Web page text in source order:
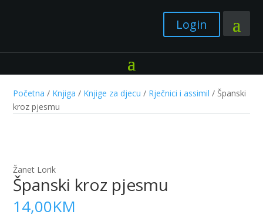
Login
Početna / Knjiga / Knjige za djecu / Rječnici i assimil / Španski
kroz pjesmu
Žanet Lorik
Španski kroz pjesmu
14,00KM